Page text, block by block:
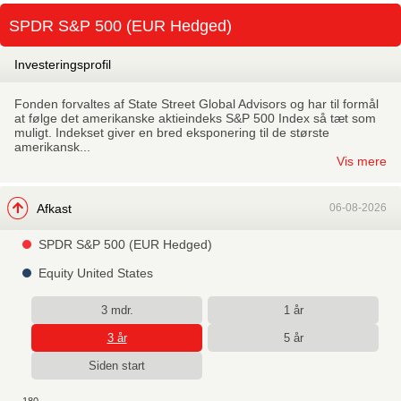
Skip
main
SPDR S&P 500 (EUR Hedged)
Investeringsprofil
Fonden forvaltes af State Street Global Advisors og har til formål
at følge det amerikanske aktieindeks S&P 500 Index så tæt som
muligt. Indekset giver en bred eksponering til de største
amerikansk...
Vis mere
Afkast 06-08-2026
SPDR S&P 500 (EUR Hedged)
Equity United States
3 mdr. 1 år
3 år 5 år
Siden start